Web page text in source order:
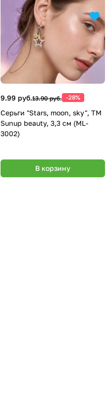
9.99 руб.13.90 руб. -28%
Серьги "Stars, moon, sky", ТМ
Sunup beauty, 3,3 см (ML-
3002)
В корзину